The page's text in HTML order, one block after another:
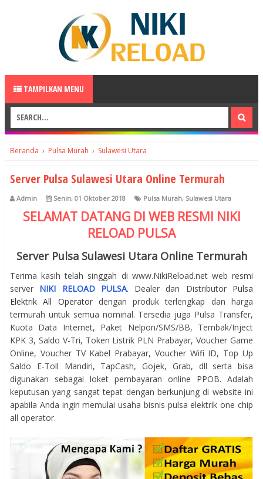
TAMPILKAN MENU
Beranda › Pulsa Murah › Sulawesi Utara
Server Pulsa Sulawesi Utara Online Termurah
Admin Senin, 01 Oktober 2018 Pulsa Murah, Sulawesi Utara
SELAMAT DATANG DI WEB RESMI NIKI
RELOAD PULSA
Server Pulsa Sulawesi Utara Online Termurah
Terima kasih telah singgah di www.NikiReload.net web resmi
server NIKI RELOAD PULSA. Dealer dan Distributor Pulsa
Elektrik All Operatordengan produk terlengkap dan harga
termurah untuk semua nominal. Tersedia juga Pulsa Transfer,
Kuota Data Internet, Paket Nelpon/SMS/BB, Tembak/Inject
KPK 3, Saldo V-Tri, Token Listrik PLN Prabayar, Voucher Game
Online, Voucher TV Kabel Prabayar, Voucher Wifi ID, Top Up
Saldo E-Toll Mandiri, TapCash, Gojek, Grab, dll serta bisa
digunakan sebagai loket pembayaran online PPOB. Adalah
keputusan yang sangat tepat dengan berkunjung di website ini
apabila Anda ingin memulai usaha bisnis pulsa elektrik one chip
all operator.